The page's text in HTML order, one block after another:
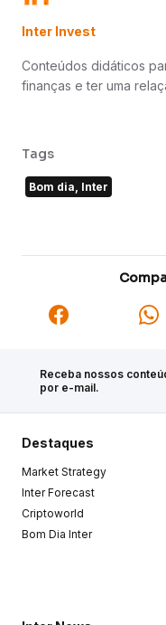
Inter Invest
Conteúdos didáticos
finanças e ter uma
Tags
Bom dia, Inter
Receba nossos
por e-mail.
Destaques
Market Strategy
Inter Forecast
Criptoworld
Bom Dia Inter